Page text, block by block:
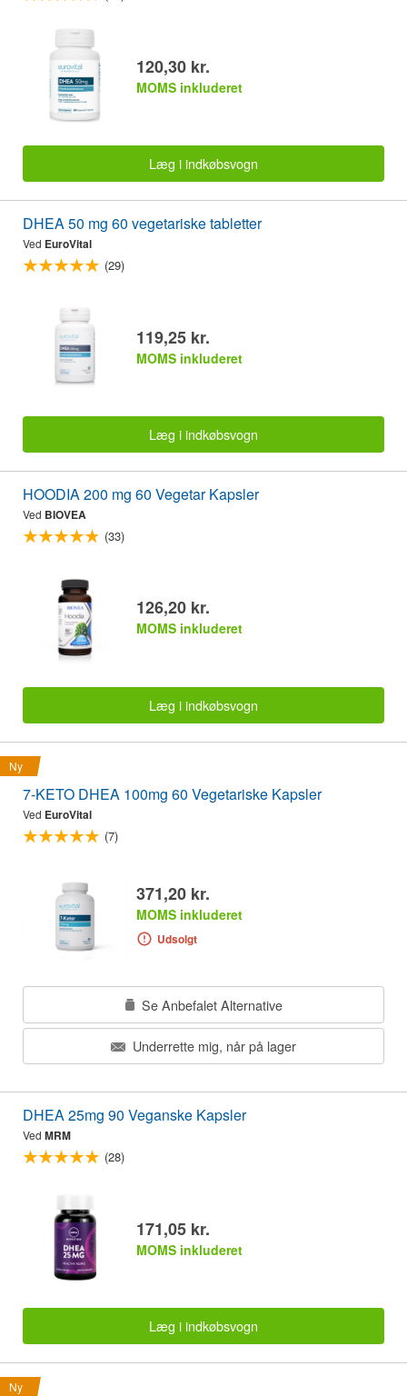
120,30 kr.
MOMS inkluderet
Læg i indkøbsvogn
DHEA 50 mg 60 vegetariske tabletter
Ved EuroVital
(29)
119,25 kr.
MOMS inkluderet
Læg i indkøbsvogn
HOODIA 200 mg 60 Vegetar Kapsler
Ved BIOVEA
(33)
126,20 kr.
MOMS inkluderet
Læg i indkøbsvogn
Ny
7-KETO DHEA 100mg 60 Vegetariske Kapsler
Ved EuroVital
(7)
371,20 kr.
MOMS inkluderet
Udsolgt
Se Anbefalet Alternative
Underrette mig, når på lager
DHEA 25mg 90 Veganske Kapsler
Ved MRM
(28)
171,05 kr.
MOMS inkluderet
Læg i indkøbsvogn
Ny